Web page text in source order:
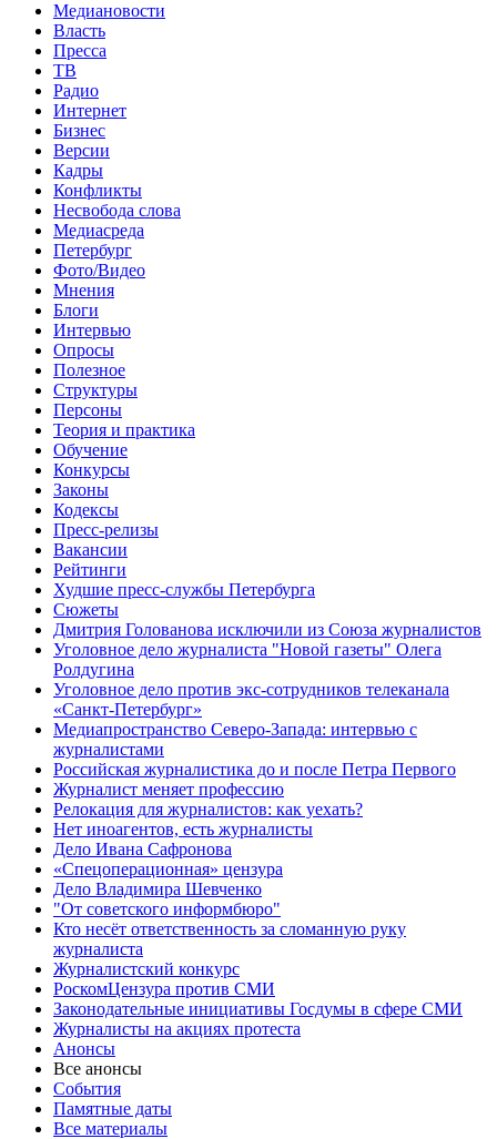
Медиановости
Власть
Пресса
ТВ
Радио
Интернет
Бизнес
Версии
Кадры
Конфликты
Несвобода слова
Медиасреда
Петербург
Фото/Видео
Мнения
Блоги
Интервью
Опросы
Полезное
Структуры
Персоны
Теория и практика
Обучение
Конкурсы
Законы
Кодексы
Пресс-релизы
Вакансии
Рейтинги
Худшие пресс-службы Петербурга
Сюжеты
Дмитрия Голованова исключили из Союза журналистов
Уголовное дело журналиста "Новой газеты" Олега
Ролдугина
Уголовное дело против экс-сотрудников телеканала
«Санкт-Петербург»
Медиапространство Северо-Запада: интервью с
журналистами
Российская журналистика до и после Петра Первого
Журналист меняет профессию
Релокация для журналистов: как уехать?
Нет иноагентов, есть журналисты
Дело Ивана Сафронова
«Спецоперационная» цензура
Дело Владимира Шевченко
"От советского информбюро"
Кто несёт ответственность за сломанную руку
журналиста
Журналистский конкурс
РоскомЦензура против СМИ
Законодательные инициативы Госдумы в сфере СМИ
Журналисты на акциях протеста
Анонсы
Все анонсы
События
Памятные даты
Все материалы